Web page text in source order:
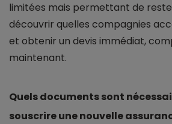
limitées mais permettant de
découvrir quelles compagnies
et obtenir un devis immédiat,
maintenant.
Quels documents sont
souscrire une nouvelle